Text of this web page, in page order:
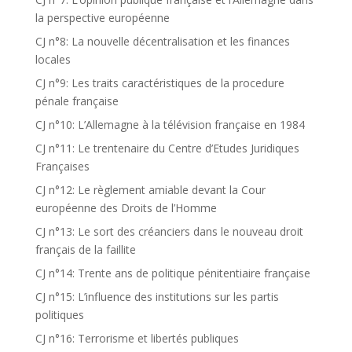
la perspective européenne
CJ n°8: La nouvelle décentralisation et les finances
locales
CJ n°9: Les traits caractéristiques de la procedure
pénale française
CJ n°10: L’Allemagne à la télévision française en 1984
CJ n°11: Le trentenaire du Centre d’Etudes Juridiques
Françaises
CJ n°12: Le règlement amiable devant la Cour
européenne des Droits de l’Homme
CJ n°13: Le sort des créanciers dans le nouveau droit
français de la faillite
CJ n°14: Trente ans de politique pénitentiaire française
CJ n°15: L’influence des institutions sur les partis
politiques
CJ n°16: Terrorisme et libertés publiques